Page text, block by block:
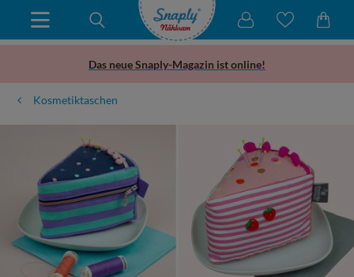
Das neue Snaply-Magazin ist online!
Kosmetiktaschen